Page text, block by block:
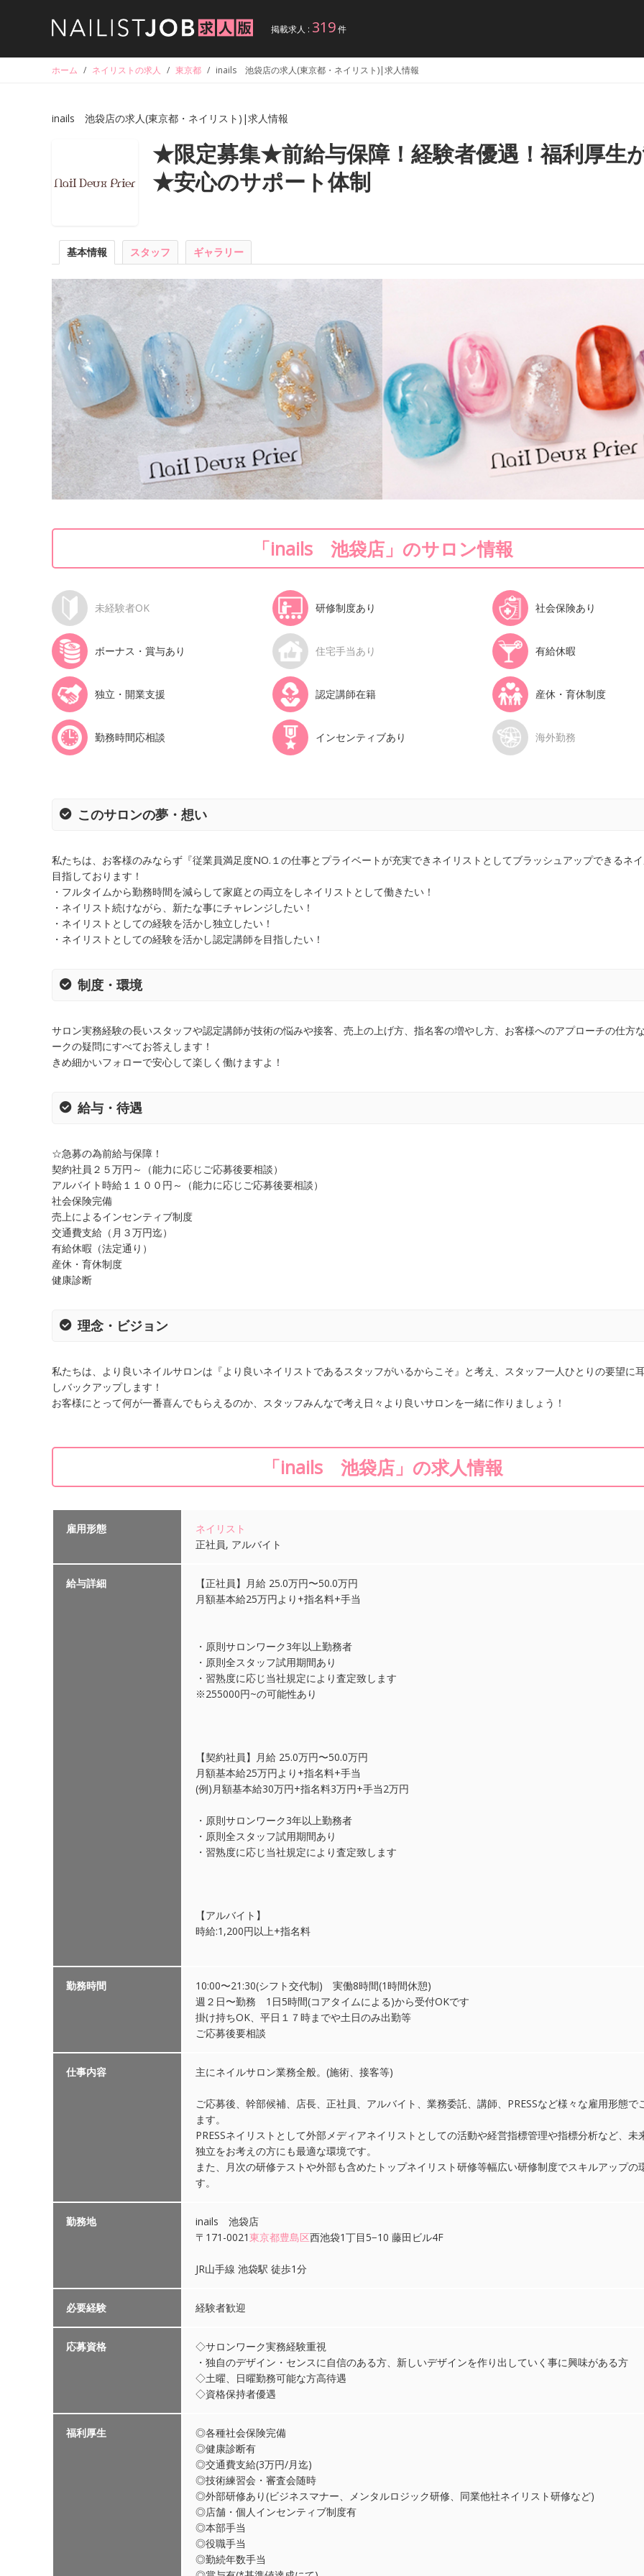
掲載求人 : 319件
ホーム / ネイリストの求人 / 東京都 / inails 池袋店の求人(東京都・ネイリスト)|求人情報
inails 池袋店の求人(東京都・ネイリスト)|求人情報
★限定募集★前給与保障！経験者優遇！福利厚生
★安心のサポート体制
基本情報 スタッフ ギャラリー
「inails 池袋店」のサロン情報
未経験者OK 研修制度あり 社会保険あり
ボーナス・賞与あり 住宅手当あり 有給休暇
独立・開業支援 認定講師在籍 産休・育休制度
勤務時間応相談 インセンティブあり 海外勤務
このサロンの夢・想い
私たちは、お客様のみならず『従業員満足度NO.１の仕事とプライベートが充実できネイリストとしてブラッシュアップできるネ
目指しております！
・フルタイムから勤務時間を減らして家庭との両立をしネイリストとして働きたい！
・ネイリスト続けながら、新たな事にチャレンジしたい！
・ネイリストとしての経験を活かし独立したい！
・ネイリストとしての経験を活かし認定講師を目指したい！
制度・環境
サロン実務経験の長いスタッフや認定講師が技術の悩みや接客、売上の上げ方、指名客の増やし方、お客様へのアプローチの仕方
ークの疑問にすべてお答えします！
きめ細かいフォローで安心して楽しく働けますよ！
給与・待遇
☆急募の為前給与保障！
契約社員２５万円～（能力に応じご応募後要相談）
アルバイト時給１１００円～（能力に応じご応募後要相談）
社会保険完備
売上によるインセンティブ制度
交通費支給（月３万円迄）
有給休暇（法定通り）
産休・育休制度
健康診断
理念・ビジョン
私たちは、より良いネイルサロンは『より良いネイリストであるスタッフがいるからこそ』と考え、スタッフ一人ひとりの要望に
しバックアップします！
お客様にとって何が一番喜んでもらえるのか、スタッフみんなで考え日々より良いサロンを一緒に作りましょう！
「inails 池袋店」の求人情報
雇用形態
ネイリスト
正社員, アルバイト
給与詳細
【正社員】月給 25.0万円〜50.0万円
月額基本給25万円より+指名料+手当
・原則サロンワーク3年以上勤務者
・原則全スタッフ試用期間あり
・習熟度に応じ当社規定により査定致します
※255000円~の可能性あり
【契約社員】月給 25.0万円〜50.0万円
月額基本給25万円より+指名料+手当
(例)月額基本給30万円+指名料3万円+手当2万円
・原則サロンワーク3年以上勤務者
・原則全スタッフ試用期間あり
・習熟度に応じ当社規定により査定致します
【アルバイト】
時給:1,200円以上+指名料
勤務時間
10:00〜21:30(シフト交代制) 実働8時間(1時間休憩)
週２日〜勤務 1日5時間(コアタイムによる)から受付OKです
掛け持ちOK、平日１７時までや土日のみ出勤等
ご応募後要相談
仕事内容 主にネイルサロン業務全般。(施術、接客等)
ご応募後、幹部候補、店長、正社員、アルバイト、業務委託、講師、PRESSなど様々な雇用形態で
ます。
PRESSネイリストとして外部メディアネイリストとしての活動や経営指標管理や指標分析など、未
独立をお考えの方にも最適な環境です。
また、月次の研修テストや外部も含めたトップネイリスト研修等幅広い研修制度でスキルアップの
す。
勤務地
inails 池袋店
〒171-0021東京都豊島区西池袋1丁目5−10 藤田ビル4F
JR山手線 池袋駅 徒歩1分
必要経験 経験者歓迎
応募資格
◇サロンワーク実務経験重視
・独自のデザイン・センスに自信のある方、新しいデザインを作り出していく事に興味がある方
◇土曜、日曜勤務可能な方高待遇
◇資格保持者優遇
福利厚生
◎各種社会保険完備
◎健康診断有
◎交通費支給(3万円/月迄)
◎技術練習会・審査会随時
◎外部研修あり(ビジネスマナー、メンタルロジック研修、同業他社ネイリスト研修など)
◎店舗・個人インセンティブ制度有
◎本部手当
◎役職手当
◎勤続年数手当